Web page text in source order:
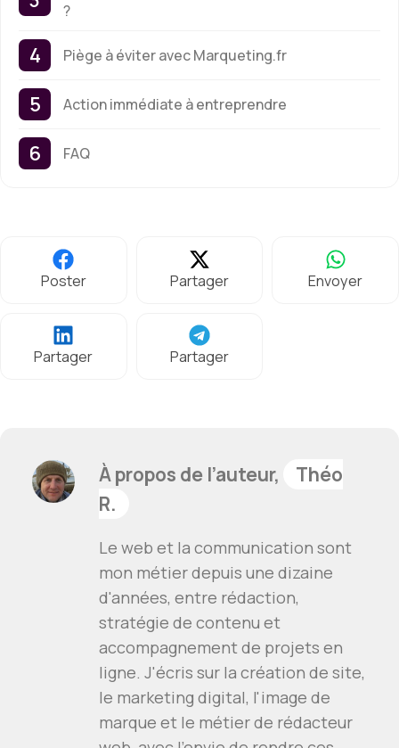
?
Piège à éviter avec Marqueting.fr
Action immédiate à entreprendre
FAQ
Poster Partager Envoyer
Partager Partager
À propos de l’auteur,
Théo
R.
Le web et la communication sont
mon métier depuis une dizaine
d'années, entre rédaction,
stratégie de contenu et
accompagnement de projets en
ligne. J'écris sur la création de site,
le marketing digital, l'image de
marque et le métier de rédacteur